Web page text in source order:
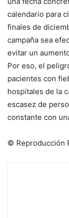
calendario para
finales de
campaña sea
evitar un
Por eso, el
pacientes con
hospitales de la
escasez de
constante con
© Reproducción